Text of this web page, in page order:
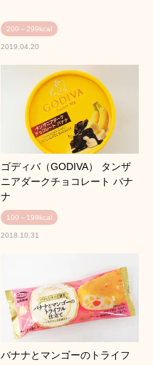
200～299kcal
2019.04.20
ゴディバ（GODIVA） タンザ
ニアダークチョコレート バナ
ナ
100～199kcal
2018.10.31
バナナとマンゴーのトライフ